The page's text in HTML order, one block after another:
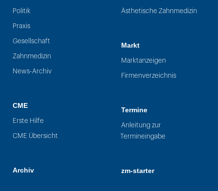
Politik
Praxis
Gesellschaft
Zahnmedizin
News-Archiv
CME
Erste Hilfe
CME Übersicht
Archiv
Ästhetische Zahnmedizin
Markt
Marktanzeigen
Firmenverzeichnis
Termine
Anleitung zur
Termineingabe
zm-starter